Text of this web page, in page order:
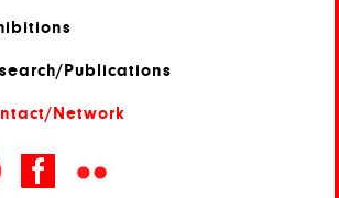
Publications
Network